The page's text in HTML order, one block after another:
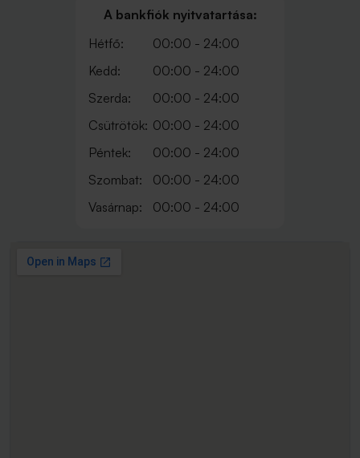
A bankfiók nyitvatartása:
Hétfő:
00:00 - 24:00
Kedd:
00:00 - 24:00
Szerda:
00:00 - 24:00
Csütrötök: 00:00 - 24:00
Péntek:
00:00 - 24:00
Szombat:
00:00 - 24:00
Vasárnap:
00:00 - 24:00